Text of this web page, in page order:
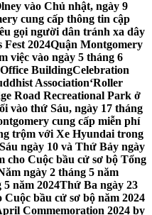
vào Chủ nhật, ngày 9
cung cấp thông tin cập
gọi người dân tránh xa dây
Fest 2024Quận Montgomery
việc vào ngày 5 tháng 6
BuildingCelebration
Association‘Roller
Road Recreational Park ở
vào thứ Sáu, ngày 17 tháng
cung cấp miễn phí
trộm với Xe Hyundai trong
ngày 10 và Thứ Bảy ngày
cho Cuộc bầu cử sơ bộ Tổng
ngày 2 tháng 5 năm
năm 2024Thứ Ba ngày 23
bầu cử sơ bộ năm 2024
Commemoration 2024 by